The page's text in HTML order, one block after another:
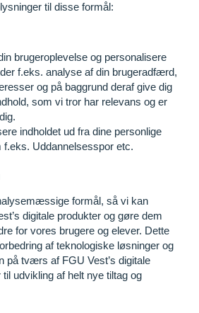
til disse formål:
brugeroplevelse og personalisere
f.eks. analyse af din brugeradfærd,
og på baggrund deraf give dig
som vi tror har relevans og er
indholdet ud fra dine personlige
Uddannelsesspor etc.
formål, så vi kan
digitale produkter og gøre dem
for vores brugere og elever. Dette
af teknologiske løsninger og
på tværs af FGU Vest’s digitale
udvikling af helt nye tiltag og